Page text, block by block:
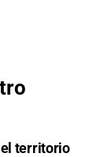
el territorio